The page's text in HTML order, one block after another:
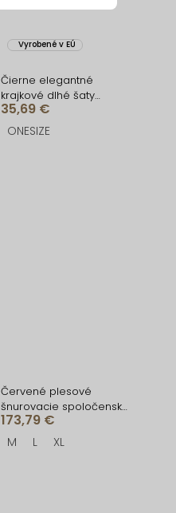
Vyrobené v EÚ
Čierne elegantné
krajkové dlhé šaty
VELISSA
35,69 €
ONESIZE
Červené plesové
šnurovacie spoločenské
šaty VIANORA
173,79 €
M L XL